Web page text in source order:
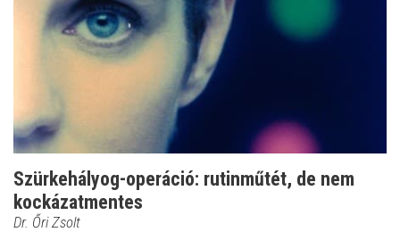
Szürkehályog-operáció: rutinműtét, de nem
kockázatmentes
Dr. Őri Zsolt